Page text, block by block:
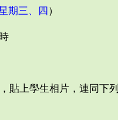
期三、四）
時
貼上學生相片，連同下